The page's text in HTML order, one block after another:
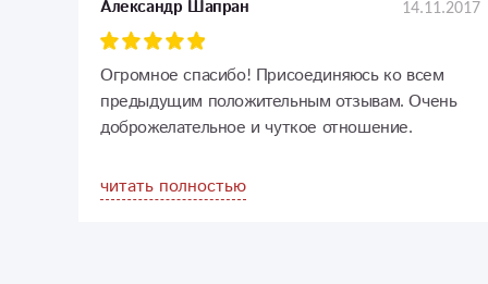
Александр Шапран 14.11.2017
Огромное спасибо! Присоединяюсь ко всем
предыдущим положительным отзывам. Очень
доброжелательное и чуткое отношение.
Перед заказом перебрал в интернете много
сайтов по доставке цветов. По соотношению
читать полностью